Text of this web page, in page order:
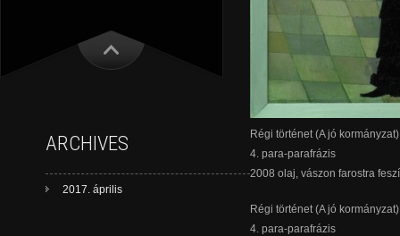
Régi történet (A jó kormányzat)
4. para-parafrázis
2008 olaj, vászon farostra
Régi történet (A jó kormányzat)
4. para-parafrázis
ARCHIVES
2017. április